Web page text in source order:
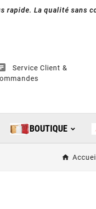
rapide. La qualité sans
Service Client &
BOUTIQUE
Accueil